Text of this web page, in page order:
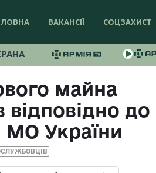
ВАКАНСІЇ СОЦЗАХИСТ
майна
відповідно до
МО України